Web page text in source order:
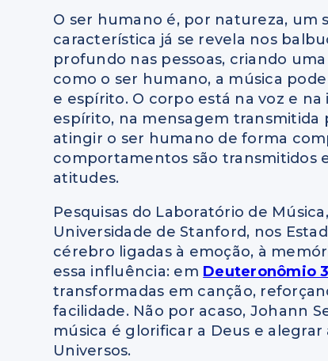
O ser humano é, por natureza, um
característica já se revela nos
profundo nas pessoas, criando
como o ser humano, a música
e espírito. O corpo está na voz e
espírito, na mensagem transmitida
atingir o ser humano de forma
comportamentos são transmitidos
atitudes.
Pesquisas do Laboratório de
Universidade de Stanford, nos
cérebro ligadas à emoção, à
essa influência: em Deuteronômio
transformadas em canção,
facilidade. Não por acaso, Johann
música é glorificar a Deus e
Universos.